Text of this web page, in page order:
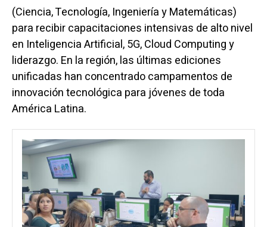
(Ciencia, Tecnología, Ingeniería y Matemáticas)
para recibir capacitaciones intensivas de alto nivel
en Inteligencia Artificial, 5G, Cloud Computing y
liderazgo. En la región, las últimas ediciones
unificadas han concentrado campamentos de
innovación tecnológica para jóvenes de toda
América Latina.